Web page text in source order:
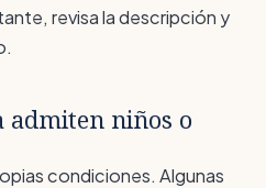
revisa la descripción y
admiten niños o
condiciones. Algunas